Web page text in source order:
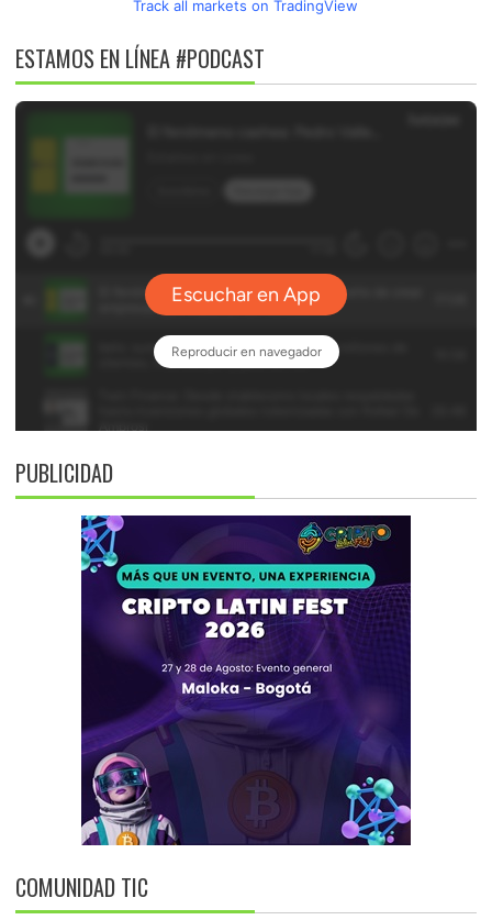
Track all markets on TradingView
ESTAMOS EN LÍNEA #PODCAST
PUBLICIDAD
COMUNIDAD TIC